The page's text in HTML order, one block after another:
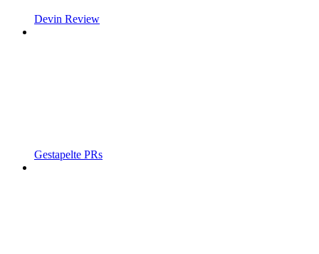
Devin Review
Gestapelte PRs